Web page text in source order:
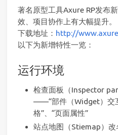
著名原型工具Axure RP发布
效、项目协作上有大幅提升。
下载地址： http://
以下为新增特性一览：
运行环境
检查面板（Inspector
——“部件（Widget）交
格”、“页面属性”
站点地图（Stiemap）改